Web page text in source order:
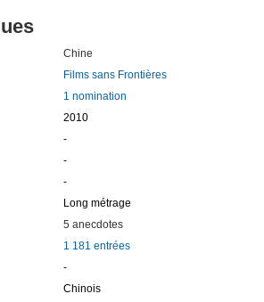
Chine
Films sans Frontières
1 nomination
2010
-
-
-
Long métrage
5 anecdotes
1 181 entrées
-
Chinois